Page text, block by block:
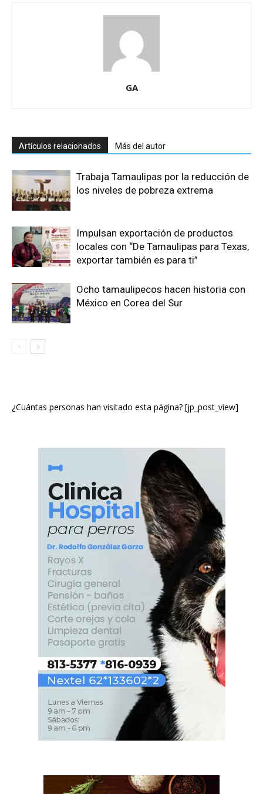
GA
Artículos relacionados Más del autor
Trabaja Tamaulipas por la reducción de
los niveles de pobreza extrema
Impulsan exportación de productos
locales con “De Tamaulipas para Texas,
exportar también es para ti”
Ocho tamaulipecos hacen historia con
México en Corea del Sur
¿Cuántas personas han visitado esta página? [jp_post_view]